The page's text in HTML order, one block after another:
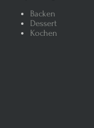
Backen
Dessert
Kochen